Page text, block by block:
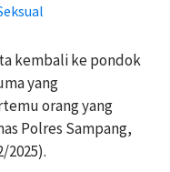
kembali ke pondok
yang
orang yang
Polres Sampang,
2025).